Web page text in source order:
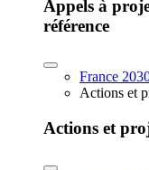
Appels à
référence
France
Actions et
Actions et